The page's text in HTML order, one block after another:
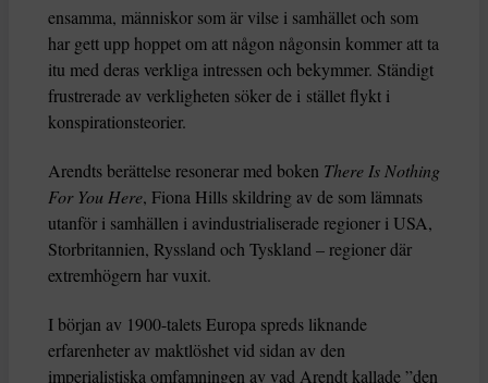
ensamma, människor som är vilse i samhället och som
har gett upp hoppet om att någon någonsin kommer att ta
itu med deras verkliga intressen och bekymmer. Ständigt
frustrerade av verkligheten söker de i stället flykt i
konspirationsteorier.
Arendts berättelse resonerar med boken There Is Nothing
For You Here, Fiona Hills skildring av de som lämnats
utanför i samhällen i avindustrialiserade regioner i USA,
Storbritannien, Ryssland och Tyskland – regioner där
extremhögern har vuxit.
I början av 1900-talets Europa spreds liknande
erfarenheter av maktlöshet vid sidan av den
imperialistiska omfamningen av vad Arendt kallade ”den